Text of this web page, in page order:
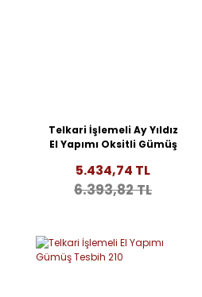
Telkari İşlemeli Ay Yıldız
El Yapımı Oksitli Gümüş
5.434,74 TL
6.393,82 TL